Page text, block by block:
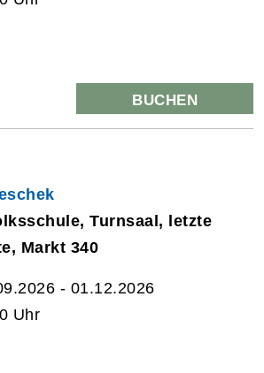
BUCHEN
Turnsaal, letzte
Markt 340
- 01.12.2026
Uhr